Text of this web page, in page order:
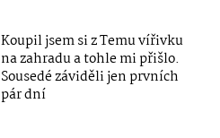
Koupil jsem si z Temu vířivku
na zahradu a tohle mi přišlo.
Sousedé záviděli jen prvních
pár dní